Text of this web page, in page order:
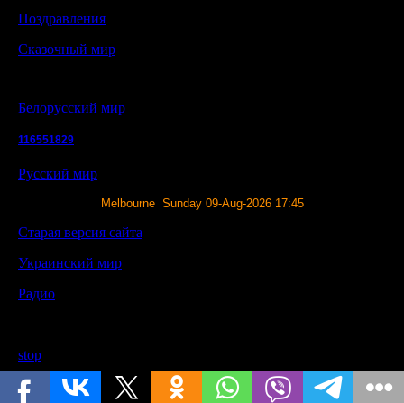
Поздравления
Сказочный мир
Белорусский мир
116551829
Русский мир
Melbourne Sunday 09-Aug-2026 17:45
Старая версия сайта
Украинский мир
Радио
stop